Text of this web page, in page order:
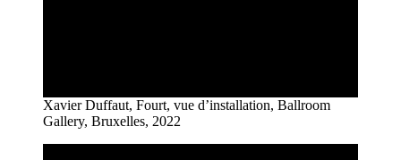
Xavier Duffaut, Fourt, vue d’installation, Ballroom
Gallery, Bruxelles, 2022